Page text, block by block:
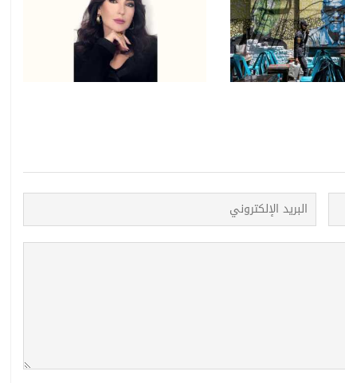
وباسل خياط ومكسيم
رمضان 2027
من "نهاية رجل شجاع" إلى
"السوريون الأعداء"... لماذا ندر
اقتباس الروايات في الدراما
السورية؟